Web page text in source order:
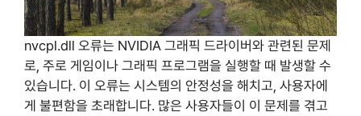
nvcpl.dll 오류는 NVIDIA 그래픽 드라이버와 관련된 문제
로, 주로 게임이나 그래픽 프로그램을 실행할 때 발생할 수
있습니다. 이 오류는 시스템의 안정성을 해치고, 사용자에
게 불편함을 초래합니다. 많은 사용자들이 이 문제를 겪고